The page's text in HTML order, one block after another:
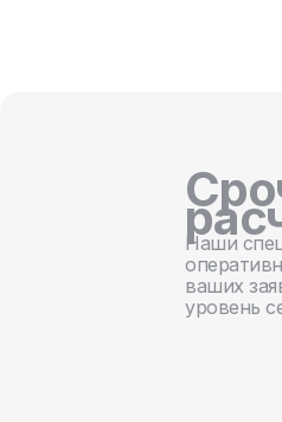
Наши
ваших
уровень